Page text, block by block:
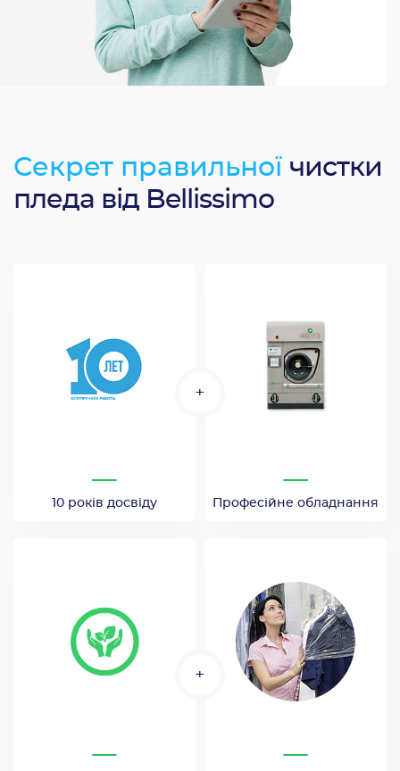
Секрет правильної чистки
пледа від Bellissimo
10 років досвіду
+
Професійне обладнання
+